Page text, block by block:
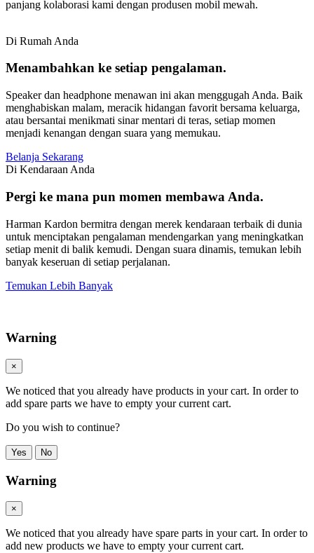
panjang kolaborasi kami dengan produsen mobil mewah.
Di Rumah Anda
Menambahkan ke setiap pengalaman.
Speaker dan headphone menawan ini akan menggugah Anda. Baik
menghabiskan malam, meracik hidangan favorit bersama keluarga,
atau bersantai menikmati sinar mentari di teras, setiap momen
menjadi kenangan dengan suara yang memukau.
Belanja Sekarang
Di Kendaraan Anda
Pergi ke mana pun momen membawa Anda.
Harman Kardon bermitra dengan merek kendaraan terbaik di dunia
untuk menciptakan pengalaman mendengarkan yang meningkatkan
setiap menit di balik kemudi. Dengan suara dinamis, temukan lebih
banyak keseruan di setiap perjalanan.
Temukan Lebih Banyak
Warning
×
We noticed that you already have products in your cart. In order to
add spare parts we have to empty your current cart.
Do you wish to continue?
Yes No
Warning
×
We noticed that you already have spare parts in your cart. In order to
add new products we have to empty your current cart.